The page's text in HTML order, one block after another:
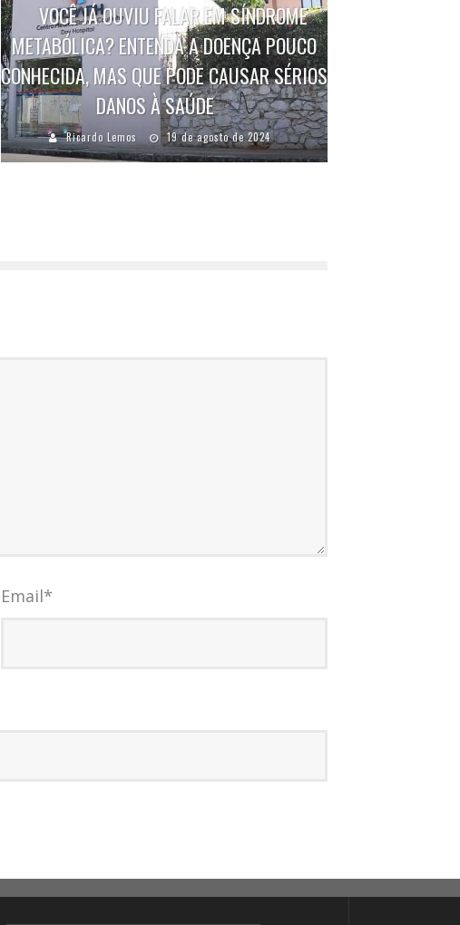
VOCÊ JÁ OUVIU FALAR EM SÍNDROME
METABÓLICA? ENTENDA A DOENÇA POUCO
CONHECIDA, MAS QUE PODE CAUSAR SÉRIOS
DANOS À SAÚDE
Ricardo Lemos 19 de agosto de 2024
Email*